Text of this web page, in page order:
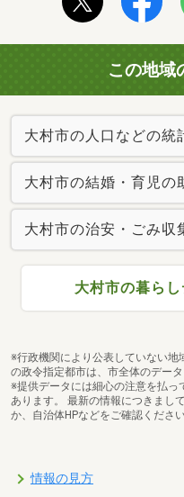
この地域
大村市の人口などの統
大村市の結婚・育児の
大村市の治安・ごみ収
大村市の暮ら
※行政機関により公表していない
の政令指定都市は、市全体のデータ
※提供データには細心の注意を払
あります。 最新の情報につきまし
か、自治体HPなどをご確認ください
情報の見方